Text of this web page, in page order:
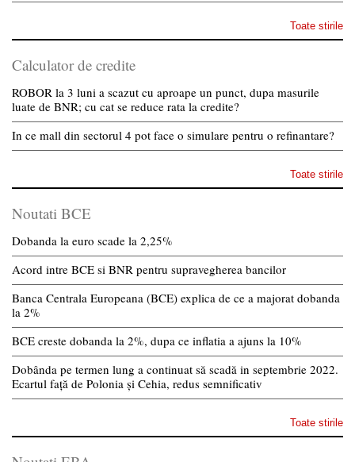
Toate stirile
Calculator de credite
ROBOR la 3 luni a scazut cu aproape un punct, dupa masurile
luate de BNR; cu cat se reduce rata la credite?
In ce mall din sectorul 4 pot face o simulare pentru o refinantare?
Toate stirile
Noutati BCE
Dobanda la euro scade la 2,25%
Acord intre BCE si BNR pentru supravegherea bancilor
Banca Centrala Europeana (BCE) explica de ce a majorat dobanda
la 2%
BCE creste dobanda la 2%, dupa ce inflatia a ajuns la 10%
Dobânda pe termen lung a continuat să scadă in septembrie 2022.
Ecartul față de Polonia și Cehia, redus semnificativ
Toate stirile